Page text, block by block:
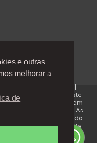
e outras
melhorar a
de
de CINCO TI
08.307.867/0001-04 |
preços anunciados neste
ser alterados sem
por erros descritos. As
ilustrativas do
com o fornecedor/lote
em criptografia SSL.